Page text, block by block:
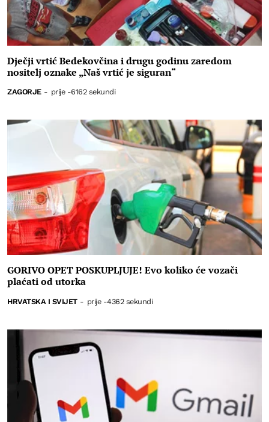
Dječji vrtić Bedekovčina i drugu godinu zaredom
nositelj oznake „Naš vrtić je siguran“
ZAGORJE - prije -6162 sekundi
GORIVO OPET POSKUPLJUJE! Evo koliko će vozači
plaćati od utorka
HRVATSKA I SVIJET - prije -4362 sekundi